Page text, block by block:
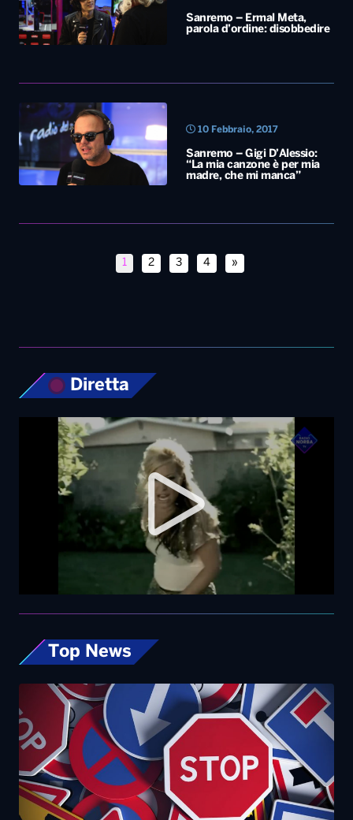
Sanremo – Ermal Meta,
parola d’ordine: disobbedire
10 Febbraio, 2017
Sanremo – Gigi D’Alessio:
“La mia canzone è per mia
madre, che mi manca”
1 2 3 4 »
Diretta
Top News